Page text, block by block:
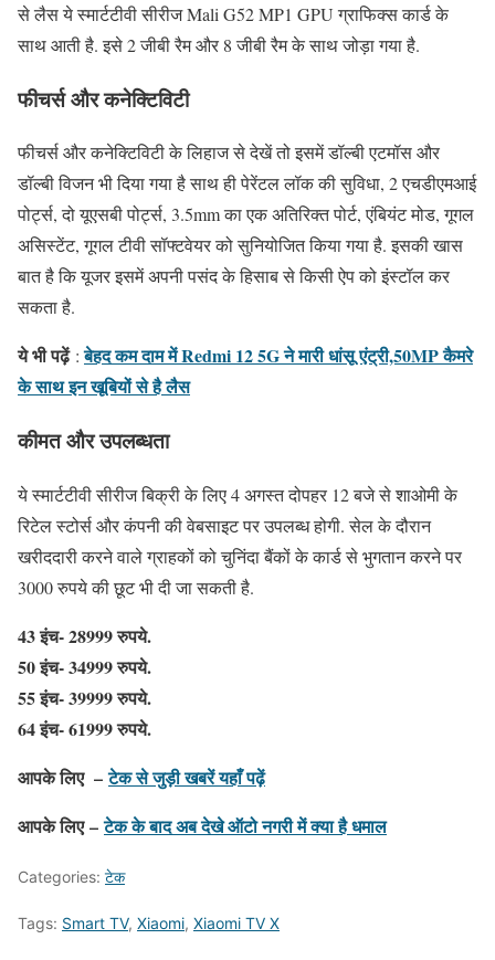
से लैस ये स्मार्टटीवी सीरीज Mali G52 MP1 GPU ग्राफिक्स कार्ड के
साथ आती है. इसे 2 जीबी रैम और 8 जीबी रैम के साथ जोड़ा गया है.
फीचर्स और कनेक्टिविटी
फीचर्स और कनेक्टिविटी के लिहाज से देखें तो इसमें डॉल्बी एटमॉस और
डॉल्बी विजन भी दिया गया है साथ ही पेरेंटल लॉक की सुविधा, 2 एचडीएमआई
पोर्ट्स, दो यूएसबी पोर्ट्स, 3.5mm का एक अतिरिक्त पोर्ट, एंबियंट मोड, गूगल
असिस्टेंट, गूगल टीवी सॉफ्टवेयर को सुनियोजित किया गया है. इसकी खास
बात है कि यूजर इसमें अपनी पसंद के हिसाब से किसी ऐप को इंस्टॉल कर
सकता है.
ये भी पढ़ें :बेहद कम दाम में Redmi 12 5G ने मारी धांसू एंट्री,50MP कैमरे
के साथ इन खूबियों से है लैस
कीमत और उपलब्धता
ये स्मार्टटीवी सीरीज बिक्री के लिए 4 अगस्त दोपहर 12 बजे से शाओमी के
रिटेल स्टोर्स और कंपनी की वेबसाइट पर उपलब्ध होगी. सेल के दौरान
खरीददारी करने वाले ग्राहकों को चुनिंदा बैंकों के कार्ड से भुगतान करने पर
3000 रुपये की छूट भी दी जा सकती है.
43 इंच- 28999 रुपये.
50 इंच- 34999 रुपये.
55 इंच- 39999 रुपये.
64 इंच- 61999 रुपये.
आपके लिए –टेक से जुड़ी खबरें यहाँ पढ़ें
आपके लिए – टेक के बाद अब देखे ऑटो नगरी में क्या है धमाल
Categories: टेक
Tags: Smart TV, Xiaomi, Xiaomi TV X